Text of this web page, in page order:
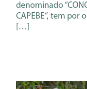
denominado
CAPEBE“, tem
[…]